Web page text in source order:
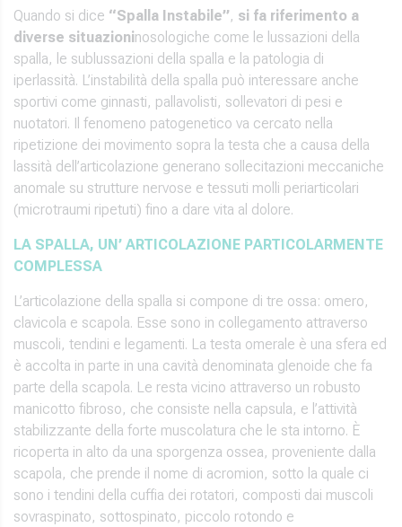
Quando si dice “Spalla Instabile”, si fa riferimento a
diverse situazioninosologiche come le lussazioni della
spalla, le sublussazioni della spalla e la patologia di
iperlassità. L’instabilità della spalla può interessare anche
sportivi come ginnasti, pallavolisti, sollevatori di pesi e
nuotatori. Il fenomeno patogenetico va cercato nella
ripetizione dei movimento sopra la testa che a causa della
lassità dell’articolazione generano sollecitazioni meccaniche
anomale su strutture nervose e tessuti molli periarticolari
(microtraumi ripetuti) fino a dare vita al dolore.
LA SPALLA, UN’ ARTICOLAZIONE PARTICOLARMENTE
COMPLESSA
L’articolazione della spalla si compone di tre ossa: omero,
clavicola e scapola. Esse sono in collegamento attraverso
muscoli, tendini e legamenti. La testa omerale è una sfera ed
è accolta in parte in una cavità denominata glenoide che fa
parte della scapola. Le resta vicino attraverso un robusto
manicotto fibroso, che consiste nella capsula, e l’attività
stabilizzante della forte muscolatura che le sta intorno. È
ricoperta in alto da una sporgenza ossea, proveniente dalla
scapola, che prende il nome di acromion, sotto la quale ci
sono i tendini della cuffia dei rotatori, composti dai muscoli
sovraspinato, sottospinato, piccolo rotondo e